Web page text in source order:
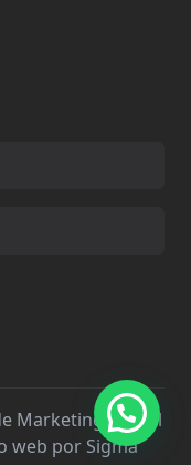
Marketing Digital
web por Sigma